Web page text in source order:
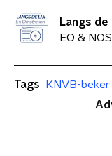
Langs de
EO & NOS
Tags KNVB-beker